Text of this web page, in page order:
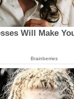
Will Make
Brainberries